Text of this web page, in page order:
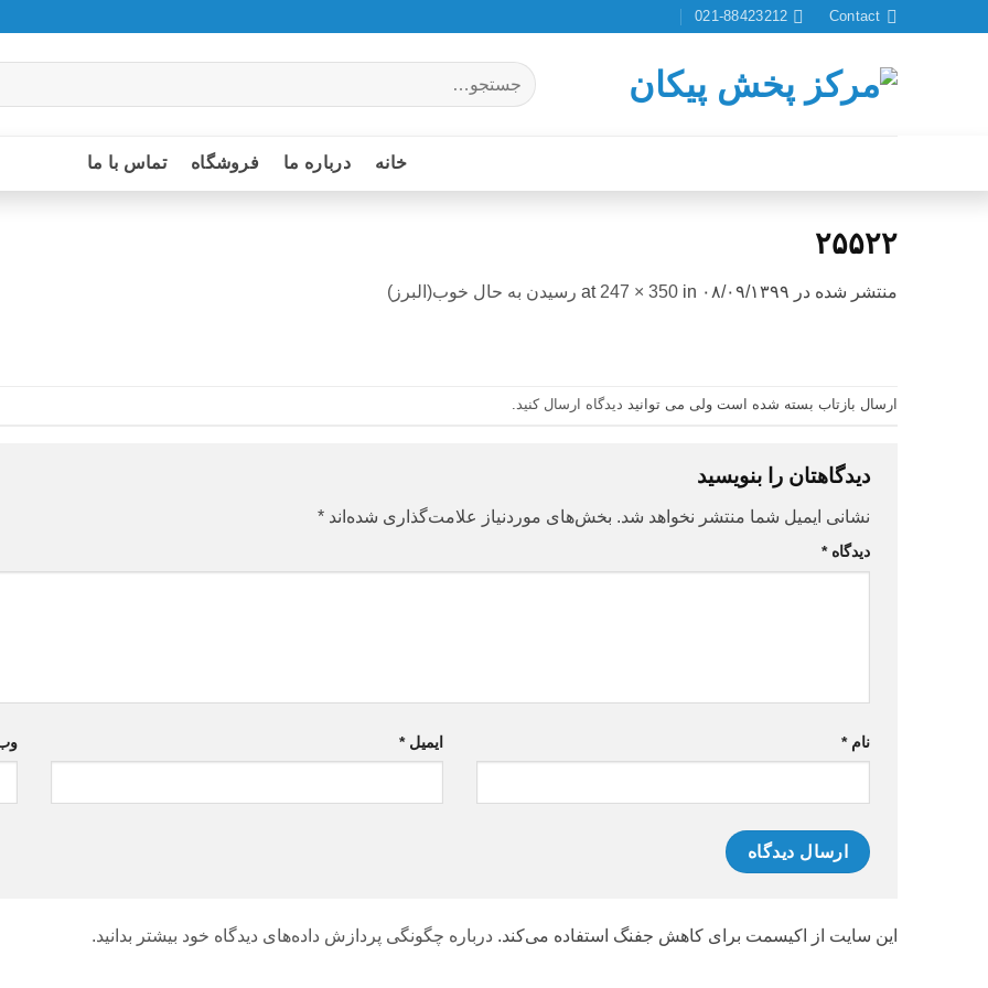
Contact
021-88423212
جستجو
برای:
خانه درباره ما فروشگاه تماس با ما
۲۵۵۲۲
منتشر شده در ۰۸/۰۹/۱۳۹۹ 247 × 350 in رسیدن به حال خوب(البرز)
ارسال بازتاب بسته شده است ولی می توانید دیدگاه ارسال کنید
دیدگاهتان را بنویسید
نشانی ایمیل شما منتشر نخواهد شد. بخش‌های موردنیاز علامت‌گذاری شده‌اند *
دیدگاه*
نام* ایمیل*
این سایت از اکیسمت برای کاهش جفنگ استفاده می‌کند. درباره چگونگی پردازش داده‌های دیدگاه خود بیشتر بدانید.